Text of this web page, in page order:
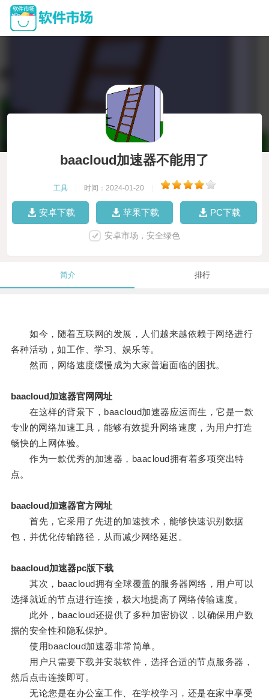
baacloud加速器不能用了
工具 时间：2024-01-20
安卓下载 苹果下载 PC下载
安卓市场，安全绿色
简介 排行
如今，随着互联网的发展，人们越来越依赖于网络进行
各种活动，如工作、学习、娱乐等。
然而，网络速度缓慢成为大家普遍面临的困扰。
baacloud加速器官网网址
在这样的背景下，baacloud加速器应运而生，它是一款
专业的网络加速工具，能够有效提升网络速度，为用户打造
畅快的上网体验。
作为一款优秀的加速器，baacloud拥有着多项突出特
点。
baacloud加速器官方网址
首先，它采用了先进的加速技术，能够快速识别数据
包，并优化传输路径，从而减少网络延迟。
baacloud加速器pc版下载
其次，baacloud拥有全球覆盖的服务器网络，用户可以
选择就近的节点进行连接，极大地提高了网络传输速度。
此外，baacloud还提供了多种加密协议，以确保用户数
据的安全性和隐私保护。
使用baacloud加速器非常简单。
用户只需要下载并安装软件，选择合适的节点服务器，
然后点击连接即可。
无论您是在办公室工作、在学校学习，还是在家中享受